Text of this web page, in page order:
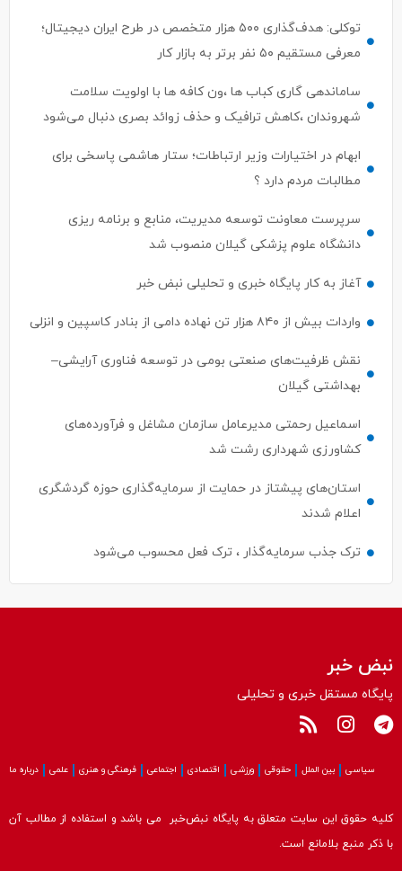
توکلی: هدف‌گذاری ۵۰۰ هزار متخصص در طرح ایران دیجیتال؛
معرفی مستقیم ۵۰ نفر برتر به بازار کار
ساماندهی گاری کباب ها ،ون کافه ها با اولویت سلامت
شهروندان ،کاهش ترافیک و حذف زوائد بصری دنبال می‌شود
ابهام در اختیارات وزیر ارتباطات؛ ستار هاشمی پاسخی برای
مطالبات مردم دارد ؟
سرپرست معاونت توسعه مدیریت، منابع و برنامه ریزی
دانشگاه علوم پزشکی گیلان منصوب شد
آغاز به کار پایگاه خبری و تحلیلی نبض خبر
واردات بیش از ۸۴۰ هزار تن نهاده دامی از بنادر كاسپین و انزلی
نقش ظرفیت‌های صنعتی بومی در توسعه فناوری آرایشی–
بهداشتی گیلان
اسماعیل رحمتی مدیرعامل سازمان مشاغل و فرآورده‌های
کشاورزی شهرداری رشت شد
استان‌های پیشتاز در حمایت از سرمایه‌گذاری حوزه گردشگری
اعلام شدند
ترک جذب سرمایه‌گذار ، ترک فعل محسوب می‌شود
نبض خبر
پایگاه مستقل خبری و تحلیلی
سیاسی بین الملل حقوقی ورزشی اقتصادی اجتماعی فرهنگی و هنری علمی درباره ما
کلیه حقوق این سایت متعلق به پایگاه نبض‌خبر می باشد و استفاده از مطالب آن
با ذکر منبع بلامانع است.